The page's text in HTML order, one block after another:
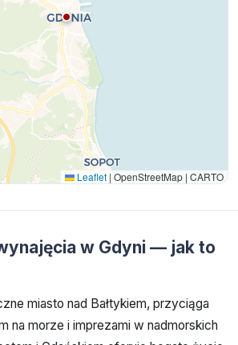
Leaflet | OpenStreetMap | CARTO
w Gdyni — jak to
miasto nad Bałtykiem, przyciąga
na morze i imprezami w nadmorskich